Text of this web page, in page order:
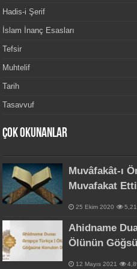
Hadis-i Şerif
İslam İnanç Esasları
Tefsir
Muhtelif
Tarih
Tasavvuf
Çok Okunanlar
Muvâfakât-ı
Muvafakat
25 Ekim 2020
Ahidname
Ölünün
12 Mayıs 2021